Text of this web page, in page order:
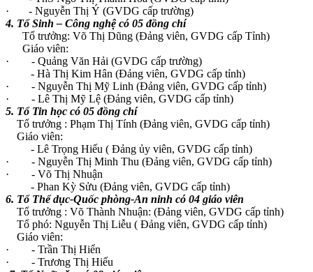
· - Nguyễn Thị Ý (GVDG cấp trường)
4. Tổ Sinh – Công nghệ có 05 đồng chí
Tổ trưởng: Võ Thị Dũng (Đảng viên, GVDG cấp Tỉnh)
Giáo viên:
· - Quảng Văn Hải (GVDG cấp trường)
- Hà Thị Kim Hân (Đảng viên, GVDG cấp tỉnh)
· - Nguyễn Thị Mỹ Linh (Đảng viên, GVDG cấp tỉnh)
· - Lê Thị Mỹ Lệ (Đảng viên, GVDG cấp tỉnh)
5. Tổ Tin học có 05 đồng chí
Tổ trưởng : Phạm Thị Tính (Đảng viên, GVDG cấp tỉnh)
Giáo viên:
- Lê Trọng Hiếu ( Đảng ủy viên, GVDG cấp tỉnh)
· - Nguyễn Thị Minh Thu (Đảng viên, GVDG cấp tỉnh)
· - Võ Thị Nhuận
- Phan Kỳ Sửu (Đảng viên, GVDG cấp tỉnh)
6. Tổ Thể dục-Quốc phòng-An ninh có 04 giáo viên
Tổ trưởng : Võ Thành Nhuận: (Đảng viên, GVDG cấp tỉnh)
Tổ phó: Nguyễn Thị Liễu ( Đảng viên, GVDG cấp tỉnh)
Giáo viên:
· - Trần Thị Hiển
· - Trương Thị Hiếu